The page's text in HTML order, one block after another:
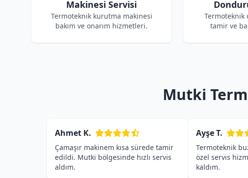
Makinesi Servisi
Termoteknik kurutma makinesi
bakım ve onarım hizmetleri.
tamir ve
Mutki
Ahmet K.
Çamaşır makinem kısa sürede tamir
edildi. Mutki bölgesinde hızlı servis
aldım.
Ayşe T.
Termoteknik
özel servis
kaldım.